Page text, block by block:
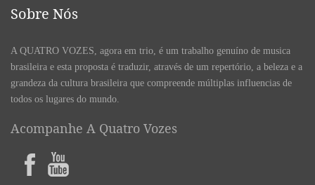
Sobre Nós
A QUATRO VOZES, agora em trio, é um trabalho genuíno de musica
brasileira e esta proposta é traduzir, através de um repertório, a beleza e a
grandeza da cultura brasileira que compreende múltiplas influencias de
todos os lugares do mundo.
Acompanhe A Quatro Vozes